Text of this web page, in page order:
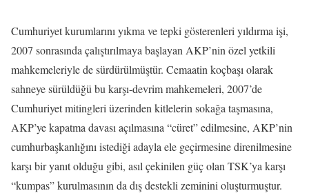
Cumhuriyet kurumlarını yıkma ve tepki gösterenleri yıldırma işi,
2007 sonrasında çalıştırılmaya başlayan AKP’nin özel yetkili
mahkemeleriyle de sürdürülmüştür. Cemaatin koçbaşı olarak
sahneye sürüldüğü bu karşı-devrim mahkemeleri, 2007’de
Cumhuriyet mitingleri üzerinden kitlelerin sokağa taşmasına,
AKP’ye kapatma davası açılmasına “cüret” edilmesine, AKP’nin
cumhurbaşkanlığını istediği adayla ele geçirmesine direnilmesine
karşı bir yanıt olduğu gibi, asıl çekinilen güç olan TSK’ya karşı
“kumpas” kurulmasının da dış destekli zeminini oluşturmuştur.